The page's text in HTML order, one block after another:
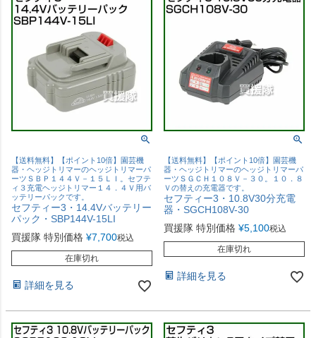
【送料無料】【ポイント10倍】園芸機
器・ヘッジトリマーのヘッジトリマーパ
ーツＳＢＰ１４４Ｖ－１５ＬＩ。セフテ
ィ３充電ヘッジトリマー１４．４Ｖ用バ
ッテリーパックです。
セフティー3・14.4Vバッテリー
パック・SBP144V-15LI
買援隊 特別価格 ¥7,700税込
在庫切れ
詳細を見る
【送料無料】【ポイント10倍】園芸機
器・ヘッジトリマーのヘッジトリマーパ
ーツＳＧＣＨ１０８Ｖ－３０。１０．８
Ｖの替えの充電器です。
セフティー3・10.8V30分充電
器・SGCH108V-30
買援隊 特別価格 ¥5,100税込
在庫切れ
詳細を見る